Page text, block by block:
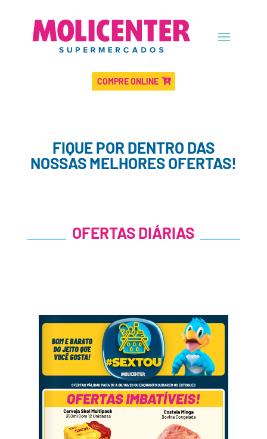
COMPRE ONLINE
FIQUE POR DENTRO DAS
NOSSAS MELHORES OFERTAS!
OFERTAS DIÁRIAS